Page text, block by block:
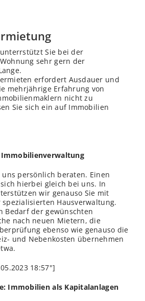
Sie bei der
sehr gern der
erfordert Ausdauer und
mehrjährige Erfahrung von
nicht zu
Sie sich ein auf Immobilien
Immobilienverwaltung
uns persönlich beraten. Einen
hierbei gleich bei uns. In
wir genauso Sie mit
Hausverwaltung.
Bedarf der gewünschten
nach neuen Mietern, die
ebenso wie genauso die
und Nebenkosten übernehmen
18:57"]
Immobilien als Kapitalanlagen